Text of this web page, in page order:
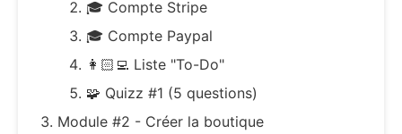
🎓 Compte Stripe
🎓 Compte Paypal
👩🏻‍💻 Liste "To-Do"
🧩 Quizz #1 (5 questions)
Module #2 - Créer la boutique